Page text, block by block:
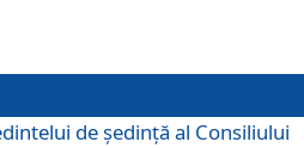
de şedinţă al Consiliului